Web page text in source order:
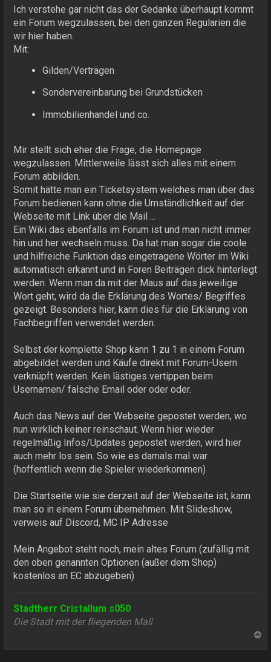
t
r
a
g
Ich verstehe gar nicht das der Gedanke überhaupt kommt
ein Forum wegzulassen, bei den ganzen Regularien die
wir hier haben.
Mit:
Gilden/Verträgen
Sondervereinbarung bei Grundstücken
Immobilienhandel und co.
Mir stellt sich eher die Frage, die Homepage
wegzulassen. Mittlerweile lässt sich alles mit einem
Forum abbilden.
Somit hätte man ein Ticketsystem welches man über das
Forum bedienen kann ohne die Umständlichkeit auf der
Webseite mit Link über die Mail ...
Ein Wiki das ebenfalls im Forum ist und man nicht immer
hin und her wechseln muss. Da hat man sogar die coole
und hilfreiche Funktion das eingetragene Wörter im Wiki
automatisch erkannt und in Foren Beiträgen dick hinterlegt
werden. Wenn man da mit der Maus auf das jeweilige
Wort geht, wird da die Erklärung des Wortes/ Begriffes
gezeigt. Besonders hier, kann dies für die Erklärung von
Fachbegriffen verwendet werden.
Selbst der komplette Shop kann 1 zu 1 in einem Forum
abgebildet werden und Käufe direkt mit Forum-Usern
verknüpft werden. Kein lästiges vertippen beim
Usernamen/ falsche Email oder oder oder.
Auch das News auf der Webseite gepostet werden, wo
nun wirklich keiner reinschaut. Wenn hier wieder
regelmäßig Infos/Updates gepostet werden, wird hier
auch mehr los sein. So wie es damals mal war
(hoffentlich wenn die Spieler wiederkommen)
Die Startseite wie sie derzeit auf der Webseite ist, kann
man so in einem Forum übernehmen. Mit Slideshow,
verweis auf Discord, MC IP Adresse
Mein Angebot steht noch, mein altes Forum (zufällig mit
den oben genannten Optionen (außer dem Shop)
kostenlos an EC abzugeben)
Stadtherr Cristallum s050
Die Stadt mit der fliegenden Mall